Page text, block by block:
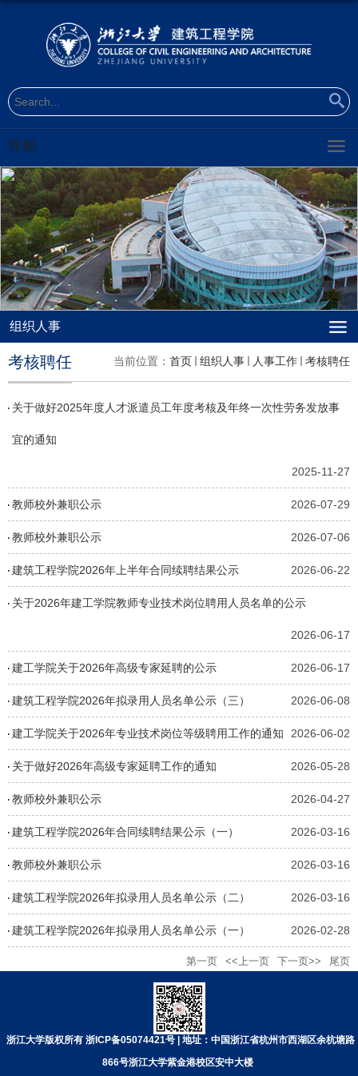
导航
组织人事
当前位置： 首页 组织人事 人事工作 考核聘任
考核聘任
关于做好2025年度人才派遣员工年度考核及年终一次性劳务发放事
宜的通知
2025-11-27
教师校外兼职公示 2026-07-29
教师校外兼职公示 2026-07-06
建筑工程学院2026年上半年合同续聘结果公示 2026-06-22
关于2026年建工学院教师专业技术岗位聘用人员名单的公示
2026-06-17
建工学院关于2026年高级专家延聘的公示 2026-06-17
建筑工程学院2026年拟录用人员名单公示（三） 2026-06-08
建工学院关于2026年专业技术岗位等级聘用工作的通知 2026-06-02
关于做好2026年高级专家延聘工作的通知 2026-05-28
教师校外兼职公示 2026-04-27
建筑工程学院2026年合同续聘结果公示（一） 2026-03-16
教师校外兼职公示 2026-03-16
建筑工程学院2026年拟录用人员名单公示（二） 2026-03-16
建筑工程学院2026年拟录用人员名单公示（一） 2026-02-28
第一页 <<上一页 下一页>> 尾页
浙江大学版权所有 浙ICP备05074421号 | 地址：中国浙江省杭州市西湖区余杭塘路
866号浙江大学紫金港校区安中大楼